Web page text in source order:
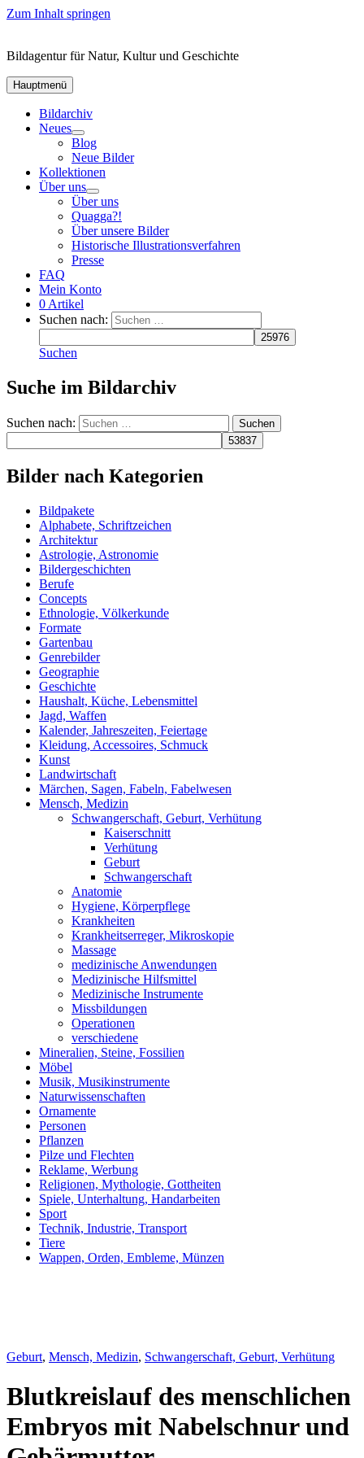
Zum Inhalt springen
Bildagentur für Natur, Kultur und Geschichte
Hauptmenü
Bildarchiv
Neues
Blog
Neue Bilder
Kollektionen
Über uns
Über uns
Quagga?!
Über unsere Bilder
Historische Illustrationsverfahren
Presse
FAQ
Mein Konto
0 Artikel
Suchen nach:
Suchen
Suche im Bildarchiv
Suchen nach:
Bilder nach Kategorien
Bildpakete
Alphabete, Schriftzeichen
Architektur
Astrologie, Astronomie
Bildergeschichten
Berufe
Concepts
Ethnologie, Völkerkunde
Formate
Gartenbau
Genrebilder
Geographie
Geschichte
Haushalt, Küche, Lebensmittel
Jagd, Waffen
Kalender, Jahreszeiten, Feiertage
Kleidung, Accessoires, Schmuck
Kunst
Landwirtschaft
Märchen, Sagen, Fabeln, Fabelwesen
Mensch, Medizin
Schwangerschaft, Geburt, Verhütung
Kaiserschnitt
Verhütung
Geburt
Schwangerschaft
Anatomie
Hygiene, Körperpflege
Krankheiten
Krankheitserreger, Mikroskopie
Massage
medizinische Anwendungen
Medizinische Hilfsmittel
Medizinische Instrumente
Missbildungen
Operationen
verschiedene
Mineralien, Steine, Fossilien
Möbel
Musik, Musikinstrumente
Naturwissenschaften
Ornamente
Personen
Pflanzen
Pilze und Flechten
Reklame, Werbung
Religionen, Mythologie, Gottheiten
Spiele, Unterhaltung, Handarbeiten
Sport
Technik, Industrie, Transport
Tiere
Wappen, Orden, Embleme, Münzen
Geburt, Mensch, Medizin, Schwangerschaft, Geburt, Verhütung
Blutkreislauf des menschlichen
Embryos mit Nabelschnur und